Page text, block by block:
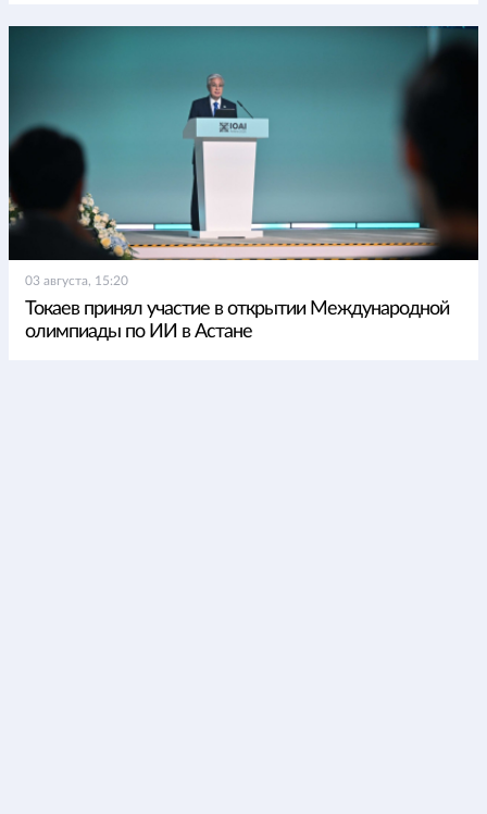
03 августа, 15:20
Токаев принял участие в открытии Международной
олимпиады по ИИ в Астане